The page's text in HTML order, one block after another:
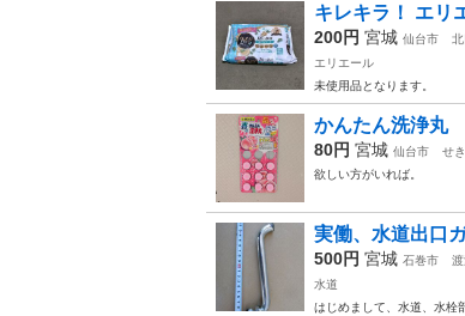
キレキラ！ エリ
200円 宮城 仙台市
エリエール
未使用品となります。
かんたん洗浄丸
80円 宮城 仙台市 せ
欲しい方がいれば。
実働、水道出口
500円 宮城 石巻市
水道
はじめまして、水道、水栓